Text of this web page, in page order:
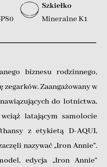
Szkiełko
Mineralne K1
biznesu rodzinnego,
Zaangażowany w
do lotnictwa,
latającym samolocie
z etykietą D-AQUI,
nazywać „Iron Annie”.
edycja „Iron Annie”